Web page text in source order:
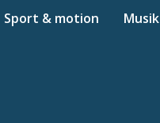
Sport & motion Musik